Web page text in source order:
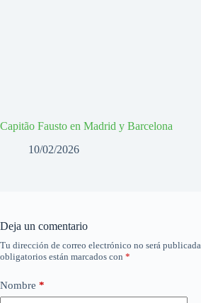
Capitão Fausto en Madrid y Barcelona
10/02/2026
Deja un comentario
Tu dirección de correo electrónico no será publicada.
obligatorios están marcados con *
Nombre *